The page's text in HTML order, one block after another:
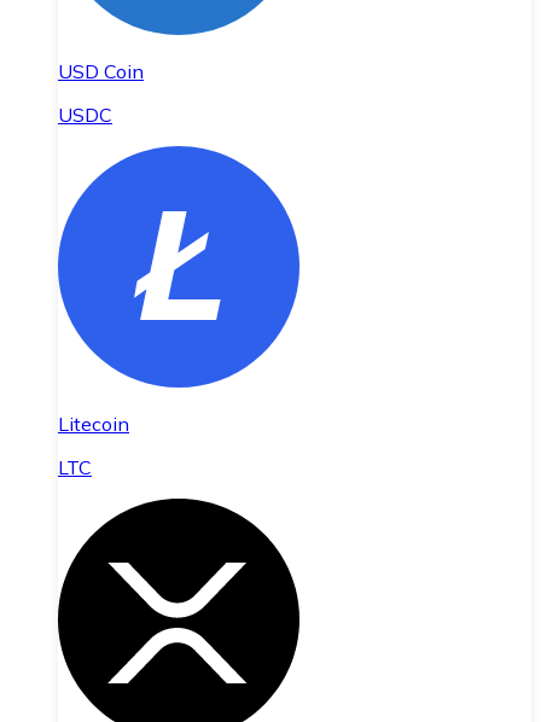
USD Coin
USDC
Litecoin
LTC